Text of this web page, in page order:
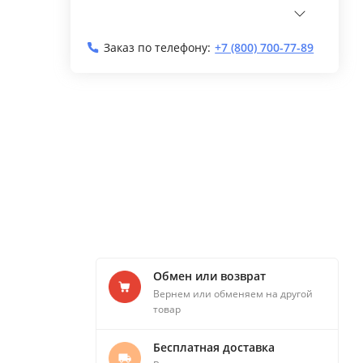
Заказ по телефону: +7 (800) 700-77-89
Обмен или возврат
Вернем или обменяем на другой
товар
Бесплатная доставка